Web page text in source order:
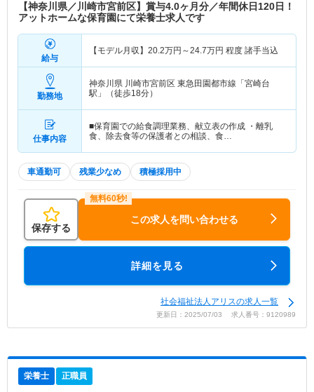
【神奈川県／川崎市宮前区】賞与4.0ヶ月分／年間休日120日！
アットホームな保育園にて栄養士求人です
給与
【モデル月収】 20.2万円～24.7万円 程度 諸手当込
勤務地
神奈川県 川崎市宮前区 東急田園都市線「宮崎台
駅」（徒歩18分）
仕事内容
■保育園での給食調理業務、献立表の作成 ・離乳
食、除去食等の保護者との相談、食…
車通勤可 残業少なめ 積極採用中
保存する
この求人を問い合わせる
詳細を見る
社会福祉法人アリスの求人一覧
更新日：2025/07/03 求人番号：9120989
栄養士 正職員